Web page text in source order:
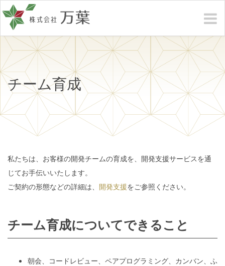
チーム育成
私たちは、お客様の開発チームの育成を、開発支援サービスを通
じてお手伝いいたします。
ご契約の形態などの詳細は、 開発支援をご参照ください。
チーム育成についてできること
朝会、コードレビュー、ペアプログラミング、カンバン、ふ